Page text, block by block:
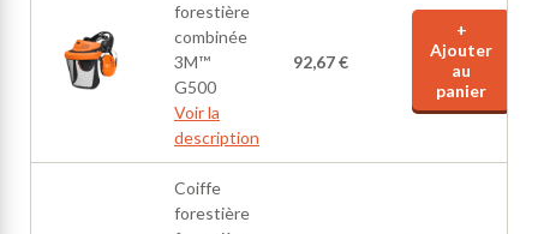
forestière
combinée
3M™
G500
Voir la
description
92,67 €
+
Ajouter
au
panier
Coiffe
forestière